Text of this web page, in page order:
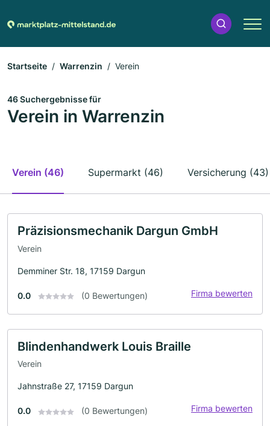
Startseite Warrenzin Verein
46 Suchergebnisse für
Verein in Warrenzin
Verein (46) Supermarkt (46) Versicherung (43)
Präzisionsmechanik Dargun GmbH
Verein
Demminer Str. 18, 17159 Dargun
0.0 (0 Bewertungen) Firma bewerten
Blindenhandwerk Louis Braille
Verein
Jahnstraße 27, 17159 Dargun
0.0 (0 Bewertungen) Firma bewerten